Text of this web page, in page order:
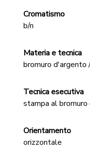
Cromatismo
b/n
Materia e tecnica
bromuro d'argento
Tecnica esecutiva
stampa al
Orientamento
orizzontale